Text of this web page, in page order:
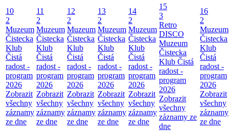
10
2
Muzeum
Čistecka
Klub
Čistá
radost -
program
2026
Zobrazit
všechny
záznamy
ze dne
11
2
Muzeum
Čistecka
Klub
Čistá
radost -
program
2026
Zobrazit
všechny
záznamy
ze dne
12
2
Muzeum
Čistecka
Klub
Čistá
radost -
program
2026
Zobrazit
všechny
záznamy
ze dne
13
2
Muzeum
Čistecka
Klub
Čistá
radost -
program
2026
Zobrazit
všechny
záznamy
ze dne
14
2
Muzeum
Čistecka
Klub
Čistá
radost -
program
2026
Zobrazit
všechny
záznamy
ze dne
15
3
Retro
DISCO
Muzeum
Čistecka
Klub Čistá
radost -
program
2026
Zobrazit
všechny
záznamy ze
dne
16
2
Muzeum
Čistecka
Klub
Čistá
radost -
program
2026
Zobrazit
všechny
záznamy
ze dne